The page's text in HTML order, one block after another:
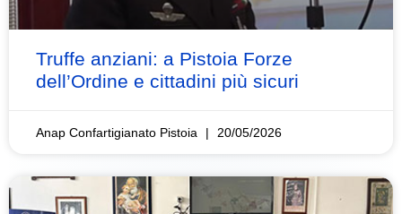
Truffe anziani: a Pistoia Forze
dell’Ordine e cittadini più sicuri
Anap Confartigianato Pistoia 20/05/2026